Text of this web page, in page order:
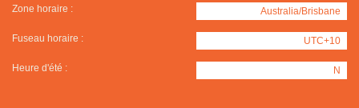
Zone horaire : Australia/Brisbane
Fuseau horaire : UTC+10
Heure d'été : N